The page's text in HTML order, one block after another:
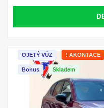
OJETÝ VŮZ ! AKONTACE
Skladem
Bonus